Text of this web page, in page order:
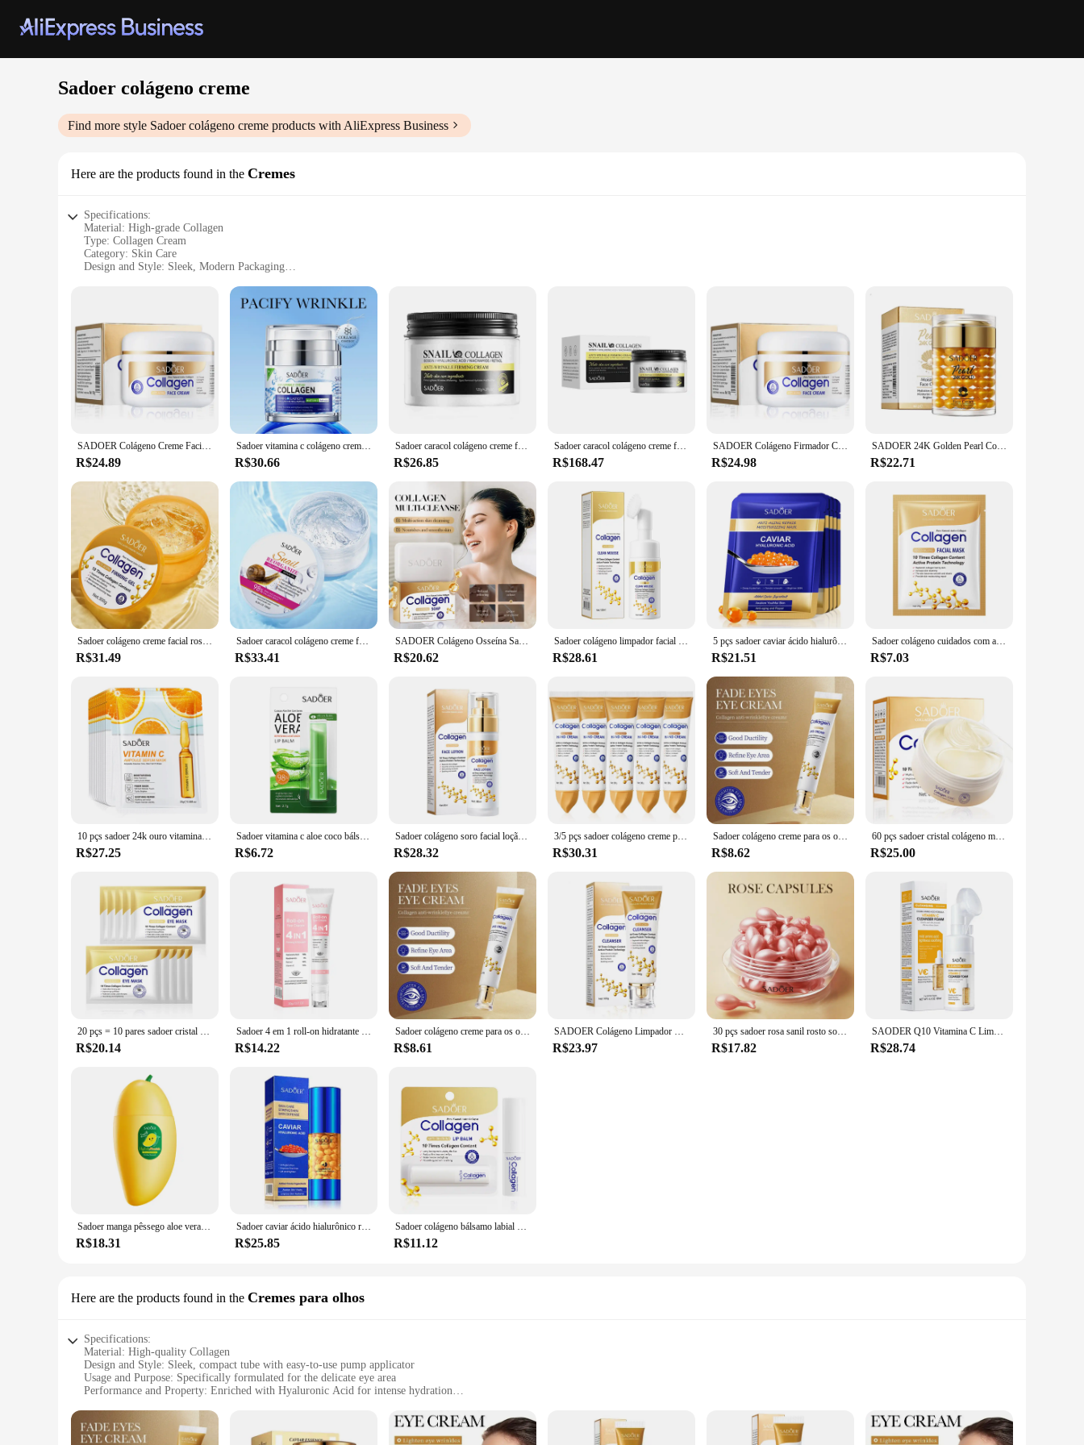
Sadoer colágeno creme
Find more style Sadoer colágeno creme products with AliExpress Business
Here are the products found in the Cremes
Specifications:
Material: High-grade Collagen
Type: Collagen Cream
Category: Skin Care
Design and Style: Sleek, Modern Packaging
Performance and Property: Rejuvenates Skin, Reduces Wrinkles
Parts and Accessories: Available in Sets for Enhanced Results
Features:
|Sadoer Colágeno Creme|Wholesale|
**Revitalizing Skin Care with Sadoer Colágeno Cream**
Discover the secret to youthful, radiant skin with Sadoer Colágeno Cream, a breakthrough in anti-aging skincare. This innovative cream is formulated with the finest high-grade collagen, known for its
ability to rejuvenate and hydrate the skin. Its smooth, creamy texture glides effortlessly onto the skin, providing a luxurious feel that leaves you with a silky, supple complexion. The sleek, modern
packaging not only adds to the product's aesthetic appeal but also ensures the cream's freshness and efficacy.
**Sadoer Colágeno Cream: A Comprehensive Solution for Skin Care**
smoother and more youthful. Whether you're looking to enhance your daily skincare routine or seeking a more intensive treatment, this cream is perfect for all skin types. Its lightweight formula
ensures that it can be used both day and night, providing consistent hydration and rejuvenation.
**Sadoer Colágeno Cream: A Choice for Professionals and Consumers Alike**
Whether you're a professional in the beauty industry or a discerning consumer, Sadoer Colágeno Cream is a product that stands out. It's available in sets, making it an ideal choice for those looking to
achieve more significant results. The product's performance and property are unmatched, making it a go-to for those who value quality and efficacy in their skincare regimen. With its ability to
rejuvenate and hydrate the skin, Sadoer Colágeno Cream is a testament to the power of collagen in skincare.
SADOER Colágeno Creme Facial sknicare Hidratante Hidratante Firmador Cremes Faical Creme Beleza Rosto Produtos de Cuidados com a Pele
R$24.89
Sadoer vitamina c colágeno creme facial endurecimento hidratante brilho hidratante creme facial cremes de dia beleza rosto cuidados com a pele
R$30.66
Sadoer caracol colágeno creme facial faical hidratante brilho endurecimento hidratante cremes faciais beleza rosto produtos de cuidados com a pele
R$26.85
Sadoer caracol colágeno creme facial faical hidratante brilho endurecimento hidratante cremes faciais beleza rosto produtos de cuidados com a pele
R$168.47
SADOER Colágeno Firmador Creme Facial sknicare Hidratante Cremes Faical Creme Beleza Rosto Produtos de Cuidados com a Pele
R$24.98
SADOER 24K Golden Pearl Colágeno Creme Facial Hidratante Iluminador Hidratante Firmador Creme Facial Produtos de Cuidados com a Pele do Rosto
R$22.71
Sadoer colágeno creme facial rosto hidratante gel reparação clareamento endurecimento cremes faciais beleza produtos de cuidados com a pele para o rosto
R$31.49
Sadoer caracol colágeno creme facial gel endurecimento reparação iluminando hidratante cremes faciais beleza rosto produtos de cuidados com a pele
R$33.41
SADOER Colágeno Osseína Sabonete Facial Espuma de Lavagem Facial Limpador Hidratante Controle de Óleo Corpo Banho Sabonete Artesanal
R$20.62
Sadoer colágeno limpador facial mousse limpeza profunda cuidados com a pele hidratante endurecimento rosto lavagem espuma limpador produtos de cuidados com a pele
R$28.61
5 pçs sadoer caviar ácido hialurônico hidratante máscaras faciais iluminando endurecimento hidratante máscara facial produtos de cuidados com a pele
R$21.51
Sadoer colágeno cuidados com a pele série máscara facial de colágeno hidratante anti-envelhecimento reparação iluminando a pele máscara facial cuidados com a pele facial
R$7.03
10 pçs sadoer 24k ouro vitamina c ácido hialurônico máscara facial hidratante endurecimento hidratante máscaras faciais produtos de cuidados com a pele
R$27.25
Sadoer vitamina c aloe coco bálsamo labial hidratante anti rachaduras reparação hidratante batom nutritivo lábios produtos de cuidados com a pele
R$6.72
Sadoer colágeno soro facial loção facial hidratante emulsão facial controle de óleo reabastecimento de água refrescante essência facial
R$28.32
3/5 pçs sadoer colágeno creme para as mãos pele friming hidratante brilho hidratante mãos cremes produtos de cuidados com a pele das mãos
R$30.31
Sadoer colágeno creme para os olhos retinol creme para os olhos anti círculos escuros saco de olho endurecimento da pele hidratante cuidados com a pele para cuidados com os olhos
R$8.62
60 pçs sadoer cristal colágeno máscara de olho anti círculos escuros remoção olhos sacos hidratante olhos remendos gel máscaras cuidados com a pele
R$25.00
20 pçs = 10 pares sadoer cristal colágeno máscara de olho anti círculos escuros remover sacos de olhos hidratante remendos de olhos máscaras de gel cuidados com a pele
R$20.14
Sadoer 4 em 1 roll-on hidratante creme para os olhos anti círculos escuros sacos de olhos endurecimento hidratante soro de olho cuidados com a pele para beleza olhos
R$14.22
Sadoer colágeno creme para os olhos retinol creme para os olhos anti círculos escuros saco de olho endurecimento da pele hidratante cuidados com a pele para cuidados com os olhos
R$8.61
SADOER Colágeno Limpador Facial cuidados com a pele Firmador Hidratante Rosto Limpeza Rosto Lavagem Espuma Limpador Produtos de Cuidados com a Pele
R$23.97
30 pçs sadoer rosa sanil rosto soro cápsula hidratante facial brilho endurecimento essência facial beleza rosto produtos de cuidados com a pele
R$17.82
SAODER Q10 Vitamina C Limpador Facial Espuma de Lavagem Facial Limpeza Facial Mossee Hidratante Iluminando Produtos de Cuidados com a Pele Facial
R$28.74
Sadoer manga pêssego aloe vera limão forma de fruta creme para as mãos hidratante iluminando reparação cremes para as mãos cuidados com a pele
R$18.31
Sadoer caviar ácido hialurônico rosto essência hidratante nutritivo endurecimento soro facial loção beleza rosto produtos de cuidados com a pele
R$25.85
Sadoer colágeno bálsamo labial hidratante anti rachaduras brilho reparação nutritivo hidratante batom lábios produtos de cuidados com a pele
R$11.12
Here are the products found in the Cremes para olhos
Specifications:
Material: High-quality Collagen
Design and Style: Sleek, compact tube with easy-to-use pump applicator
Usage and Purpose: Specifically formulated for the delicate eye area
Performance and Property: Enriched with Hyaluronic Acid for intense hydration
Typical Adaptive Scenario: Ideal for daily use to reduce the appearance of fine lines and wrinkles
Features: